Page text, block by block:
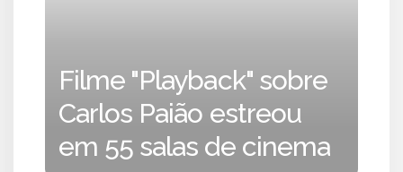
Filme "Playback" sobre
Carlos Paião estreou
em 55 salas de cinema